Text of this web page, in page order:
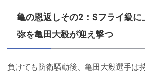
亀の恩返しその2：Sフライ級に
弥を亀田大毅が迎え撃つ
負けても防衛騒動後、亀田大毅選手は